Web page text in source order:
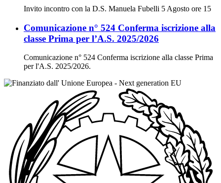
Invito incontro con la D.S. Manuela Fubelli 5 Agosto ore 15
Comunicazione n° 524 Conferma iscrizione alla
classe Prima per l’A.S. 2025/2026
Comunicazione n° 524 Conferma iscrizione alla classe Prima
per l'A.S. 2025/2026.